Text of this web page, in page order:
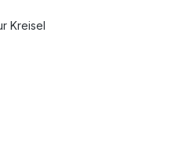
Kreisel